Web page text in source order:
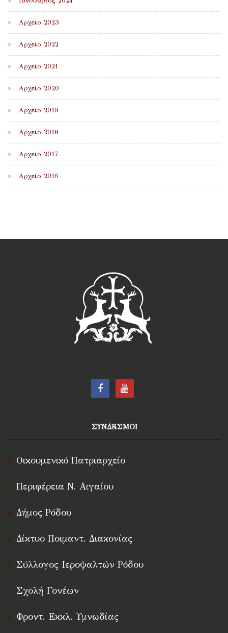
Αρχείο 2023
Αρχείο 2022
Αρχείο 2021
Αρχείο 2020
Αρχείο 2019
Αρχείο 2018
Αρχείο 2017
Αρχείο 2016
ΣΥΝΔΕΣΜΟΙ
Οικουμενικό Πατριαρχείο
Περιφέρεια Ν. Αιγαίου
Δήμος Ρόδου
Δίκτυο Ποιμαντ. Διακονίας
Σύλλογος Ιεροψαλτών Ρόδου
Σχολή Γονέων
Φροντ. Εκκλ. Υμνωδίας